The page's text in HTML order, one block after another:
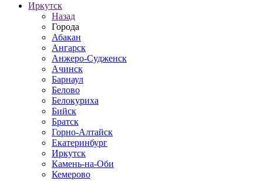
Иркутск
Назад
Города
Абакан
Ангарск
Анжеро-Судженск
Ачинск
Барнаул
Белово
Белокуриха
Бийск
Братск
Горно-Алтайск
Екатеринбург
Иркутск
Камень-на-Оби
Кемерово